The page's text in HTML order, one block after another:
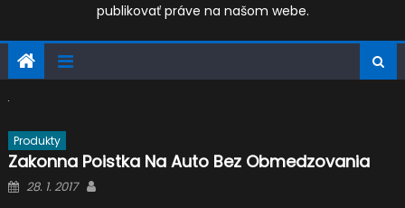
publikovať práve na našom webe.
Produkty
Zakonna Poistka Na Auto Bez Obmedzovania
Posted
28. 1. 2017